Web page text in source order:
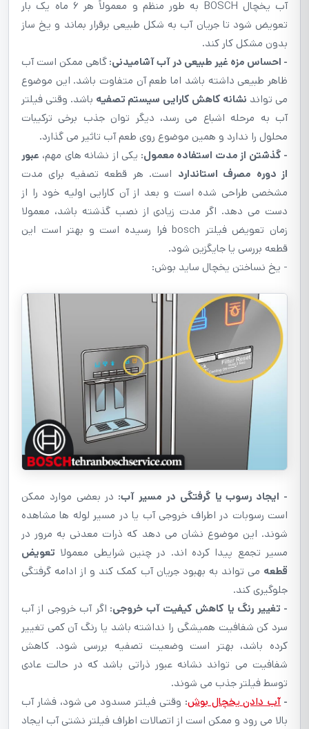
آب یخچال BOSCH به طور منظم و معمولاً هر ۶ ماه یک بار
تعویض شود تا جریان آب به شکل طبیعی برقرار بماند و یخ ساز
بدون مشکل کار کند.
- احساس مزه غیر طبیعی در آب آشامیدنی:گاهی ممکن است آب
ظاهر طبیعی داشته باشد اما طعم آن متفاوت باشد. این موضوع
می تواند نشانه کاهش کارایی سیستم تصفیه باشد. وقتی فیلتر
آب به مرحله اشباع می رسد، دیگر توان جذب برخی ترکیبات
محلول را ندارد و همین موضوع روی طعم آب تاثیر می گذارد.
- گذشتن از مدت استفاده معمول: یکی از نشانه های مهم، عبور
از دوره مصرف استاندارد است. هر قطعه تصفیه برای مدت
مشخصی طراحی شده است و بعد از آن کارایی اولیه خود را از
دست می دهد. اگر مدت زیادی از نصب گذشته باشد، معمولا
زمان تعویض فیلتر bosch فرا رسیده است و بهتر است این
قطعه بررسی یا جایگزین شود.
- یخ نساختن یخچال ساید بوش:
- ایجاد رسوب یا گرفتگی در مسیر آب: در بعضی موارد ممکن
است رسوبات در اطراف خروجی آب یا در مسیر لوله ها مشاهده
شوند. این موضوع نشان می دهد که ذرات معدنی به مرور در
مسیر تجمع پیدا کرده اند. در چنین شرایطی معمولا تعویض
قطعه می تواند به بهبود جریان آب کمک کند و از ادامه گرفتگی
جلوگیری کند.
- تغییر رنگ یا کاهش کیفیت آب خروجی: اگر آب خروجی از آب
سرد کن شفافیت همیشگی را نداشته باشد یا رنگ آن کمی تغییر
کرده باشد، بهتر است وضعیت تصفیه بررسی شود. کاهش
شفافیت می تواند نشانه عبور ذراتی باشد که در حالت عادی
توسط فیلتر جذب می شوند.
-آب دادن یخچال بوش: وقتی فیلتر مسدود می شود، فشار آب
بالا می رود و ممکن است از اتصالات اطراف فیلتر نشتی آب ایجاد